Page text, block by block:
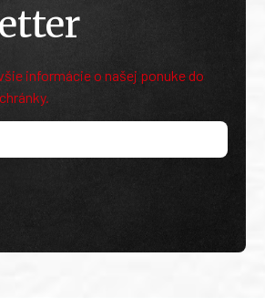
informácie o našej ponuke do